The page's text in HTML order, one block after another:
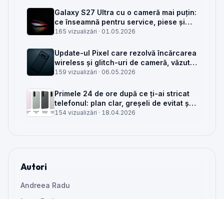
Galaxy S27 Ultra cu o cameră mai puțin:
ce înseamnă pentru service, piese și
client
165 vizualizări · 01.05.2026
Update-ul Pixel care rezolvă încărcarea
wireless și glitch-uri de cameră, văzut
din service
159 vizualizări · 06.05.2026
Primele 24 de ore după ce ți-ai stricat
telefonul: plan clar, greșeli de evitat și
când mai merită reparat
154 vizualizări · 18.04.2026
Autori
Andreea Radu